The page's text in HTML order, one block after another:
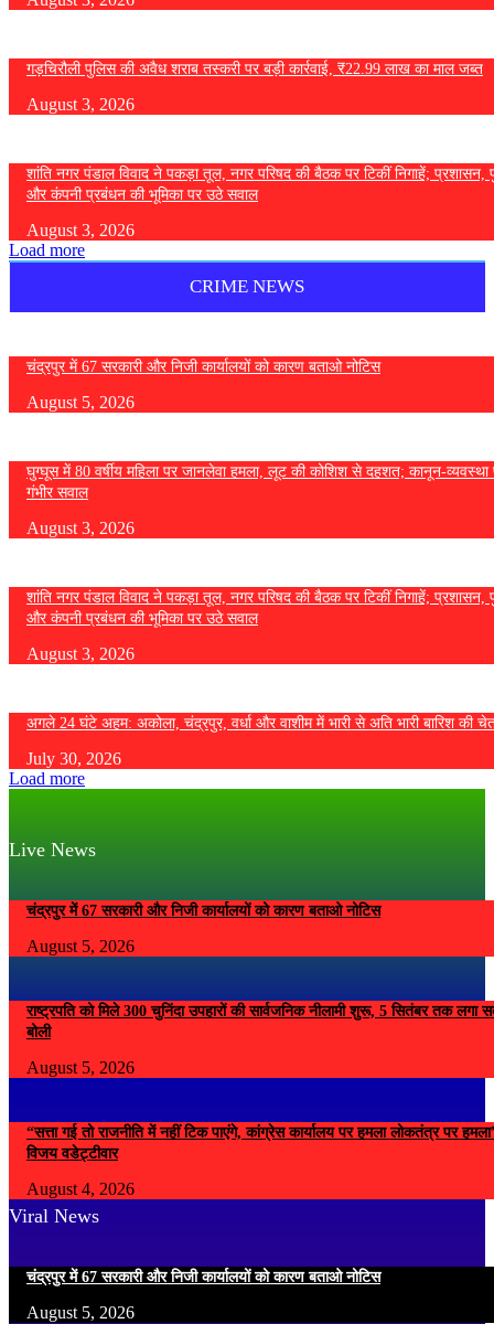
गड़चिरौली पुलिस की अवैध शराब तस्करी पर बड़ी कार्रवाई, ₹22.99 लाख का माल जब्त
August 3, 2026
शांति नगर पंडाल विवाद ने पकड़ा तूल, नगर परिषद की बैठक पर टिकीं निगाहें; प्रशासन,
और कंपनी प्रबंधन की भूमिका पर उठे सवाल
August 3, 2026
Load more
CRIME NEWS
चंद्रपुर में 67 सरकारी और निजी कार्यालयों को कारण बताओ नोटिस
August 5, 2026
घुग्घूस में 80 वर्षीय महिला पर जानलेवा हमला, लूट की कोशिश से दहशत; कानून-व्यवस्था
गंभीर सवाल
August 3, 2026
शांति नगर पंडाल विवाद ने पकड़ा तूल, नगर परिषद की बैठक पर टिकीं निगाहें; प्रशासन,
और कंपनी प्रबंधन की भूमिका पर उठे सवाल
August 3, 2026
अगले 24 घंटे अहम: अकोला, चंद्रपुर, वर्धा और वाशीम में भारी से अति भारी बारिश की
July 30, 2026
Load more
Live News
चंद्रपुर में 67 सरकारी और निजी कार्यालयों को कारण बताओ नोटिस
August 5, 2026
राष्ट्रपति को मिले 300 चुनिंदा उपहारों की सार्वजनिक नीलामी शुरू, 5 सितंबर तक लगा
बोली
August 5, 2026
“सत्ता गई तो राजनीति में नहीं टिक पाएंगे, कांग्रेस कार्यालय पर हमला लोकतंत्र पर
विजय वडेट्टीवार
August 4, 2026
Viral News
चंद्रपुर में 67 सरकारी और निजी कार्यालयों को कारण बताओ नोटिस
August 5, 2026